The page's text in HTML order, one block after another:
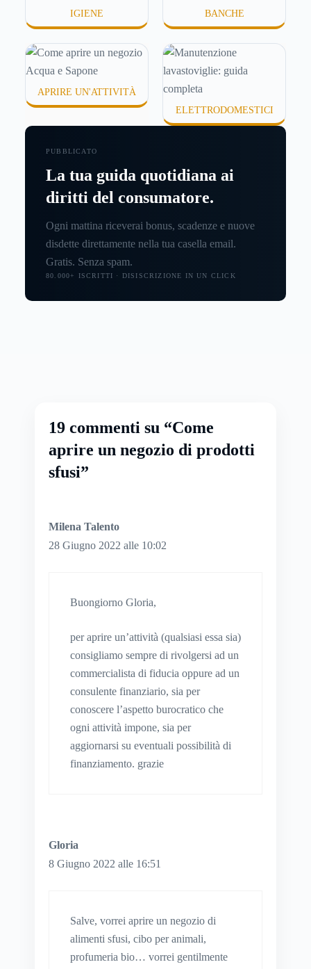
IGIENE BANCHE
APRIRE UN'ATTIVITÀ
ELETTRODOMESTICI
PUBBLICATO
La tua guida quotidiana ai
diritti del consumatore.
Ogni mattina riceverai bonus, scadenze e nuove
disdette direttamente nella tua casella email.
Gratis. Senza spam.
80.000+ ISCRITTI · DISISCRIZIONE IN UN CLICK
19 commenti su “Come
aprire un negozio di prodotti
sfusi”
Milena Talento
28 Giugno 2022 alle 10:02
Buongiorno Gloria,
per aprire un’attività (qualsiasi essa sia)
consigliamo sempre di rivolgersi ad un
commercialista di fiducia oppure ad un
consulente finanziario, sia per
conoscere l’aspetto burocratico che
ogni attività impone, sia per
aggiornarsi su eventuali possibilità di
finanziamento. grazie
Gloria
8 Giugno 2022 alle 16:51
Salve, vorrei aprire un negozio di
alimenti sfusi, cibo per animali,
profumeria bio… vorrei gentilmente